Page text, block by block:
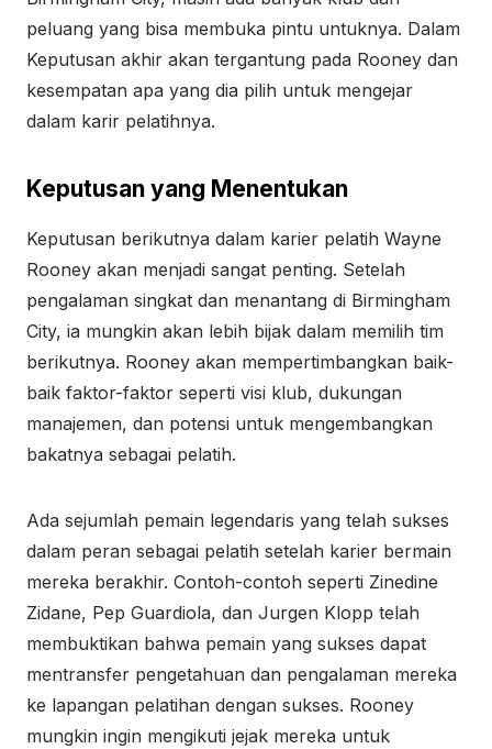
peluang yang bisa membuka pintu untuknya. Dalam
Keputusan akhir akan tergantung pada Rooney dan
kesempatan apa yang dia pilih untuk mengejar
dalam karir pelatihnya.
Keputusan yang Menentukan
Keputusan berikutnya dalam karier pelatih Wayne
Rooney akan menjadi sangat penting. Setelah
pengalaman singkat dan menantang di Birmingham
City, ia mungkin akan lebih bijak dalam memilih tim
berikutnya. Rooney akan mempertimbangkan baik-
baik faktor-faktor seperti visi klub, dukungan
manajemen, dan potensi untuk mengembangkan
bakatnya sebagai pelatih.
Ada sejumlah pemain legendaris yang telah sukses
dalam peran sebagai pelatih setelah karier bermain
mereka berakhir. Contoh-contoh seperti Zinedine
Zidane, Pep Guardiola, dan Jurgen Klopp telah
membuktikan bahwa pemain yang sukses dapat
mentransfer pengetahuan dan pengalaman mereka
ke lapangan pelatihan dengan sukses. Rooney
mungkin ingin mengikuti jejak mereka untuk